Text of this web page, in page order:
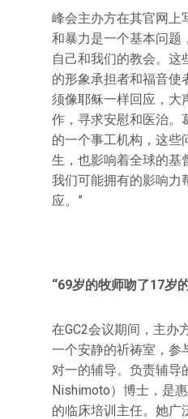
峰会主办方在其官网上
和暴力是一个基本问题
自己和我们的教会。这
的形象承担者和福音使
须像耶稣一样回应，大
作，寻求安慰和医治。
的一个事工机构，这些
生，也影响着全球的基
我们可能拥有的影响力
应。”
“69岁的牧师吻了17岁
在GC2会议期间，主办
一个安静的祈祷室，参
对一的辅导。负责辅导
Nishimoto）博士，是
的临床培训主任。她广